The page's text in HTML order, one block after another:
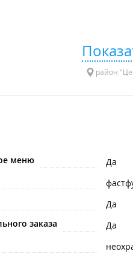
район
меню
Да
Да
заказа
Да